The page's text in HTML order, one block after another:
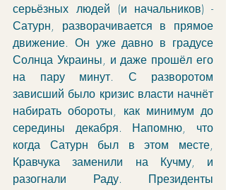
серьёзных людей (и начальников) -
Сатурн, разворачивается в прямое
движение. Он уже давно в градусе
Солнца Украины, и даже прошёл его
на пару минут. С разворотом
зависший было кризис власти начнёт
набирать обороты, как минимум до
середины декабря. Напомню, что
когда Сатурн был в этом месте,
Кравчука заменили на Кучму, и
разогнали Раду. Президенты